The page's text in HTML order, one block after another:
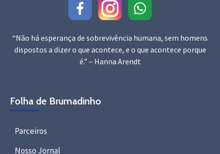
“Não há esperança de sobrevivência humana, sem homens
dispostos a dizer o que acontece, e o que acontece porque
é.” – Hanna Arendt
Folha de Brumadinho
Parceiros
Nosso Jornal